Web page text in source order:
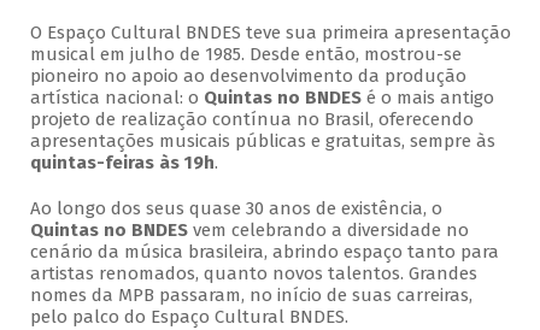
O Espaço Cultural BNDES teve sua primeira apresentação
musical em julho de 1985. Desde então, mostrou-se
pioneiro no apoio ao desenvolvimento da produção
artística nacional: o Quintas no BNDESé o mais antigo
projeto de realização contínua no Brasil, oferecendo
apresentações musicais públicas e gratuitas, sempre às
quintas-feiras às 19h.
Ao longo dos seus quase 30 anos de existência, o
Quintas no BNDESvem celebrando a diversidade no
cenário da música brasileira, abrindo espaço tanto para
artistas renomados, quanto novos talentos. Grandes
nomes da MPB passaram, no início de suas carreiras,
pelo palco do Espaço Cultural BNDES.